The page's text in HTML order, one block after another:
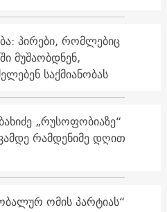
პირები, რომლებიც
მუშაობდნენ,
საქმიანობას
„რუსოფობიაზე“
რამდენიმე დღით
ომის პარტიას“